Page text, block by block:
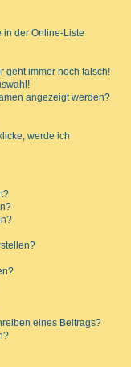
in der Online-Liste
geht immer noch falsch!
angezeigt werden?
werde ich
eines Beitrags?